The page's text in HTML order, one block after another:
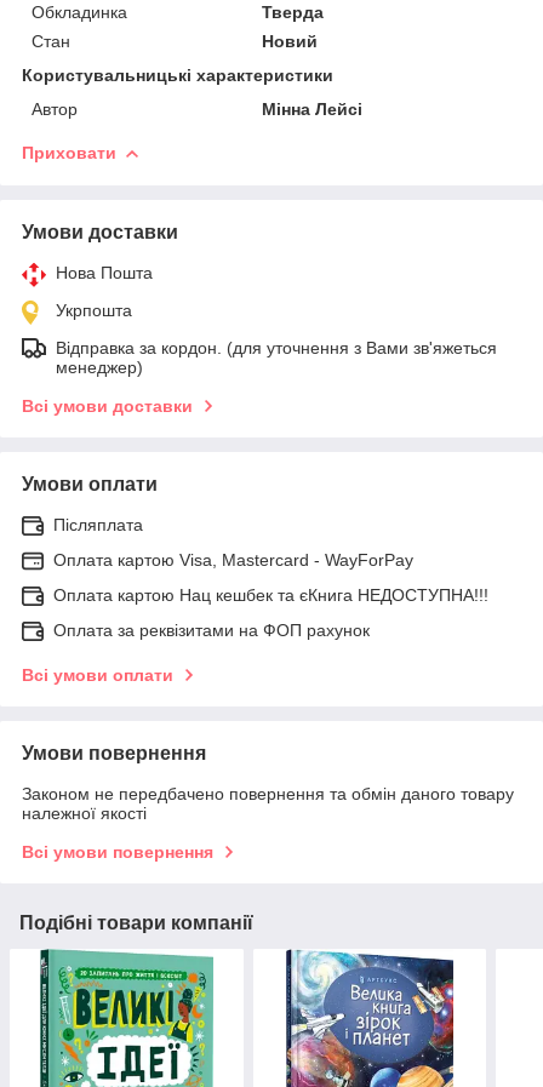
Обкладинка
Тверда
Стан
Новий
Користувальницькі характеристики
Автор
Мінна Лейсі
Приховати
Умови доставки
Нова Пошта
Укрпошта
Відправка за кордон. (для уточнення з Вами зв'яжеться
менеджер)
Всі умови доставки
Умови оплати
Післяплата
Оплата картою Visa, Mastercard - WayForPay
Оплата картою Нац кешбек та єКнига НЕДОСТУПНА!!!
Оплата за реквізитами на ФОП рахунок
Всі умови оплати
Умови повернення
Законом не передбачено повернення та обмін даного товару
належної якості
Всі умови повернення
Подібні товари компанії